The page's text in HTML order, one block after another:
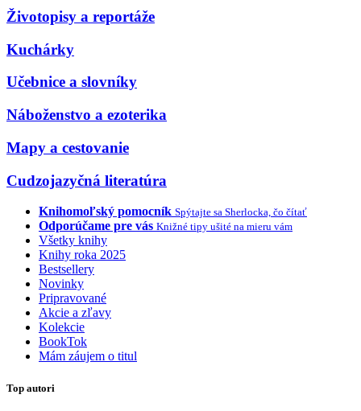
Životopisy a reportáže
Kuchárky
Učebnice a slovníky
Náboženstvo a ezoterika
Mapy a cestovanie
Cudzojazyčná literatúra
Knihomoľský pomocník Spýtajte sa Sherlocka, čo čítať
Odporúčame pre vás Knižné tipy ušité na mieru vám
Všetky knihy
Knihy roka 2025
Bestsellery
Novinky
Pripravované
Akcie a zľavy
Kolekcie
BookTok
Mám záujem o titul
Top autori